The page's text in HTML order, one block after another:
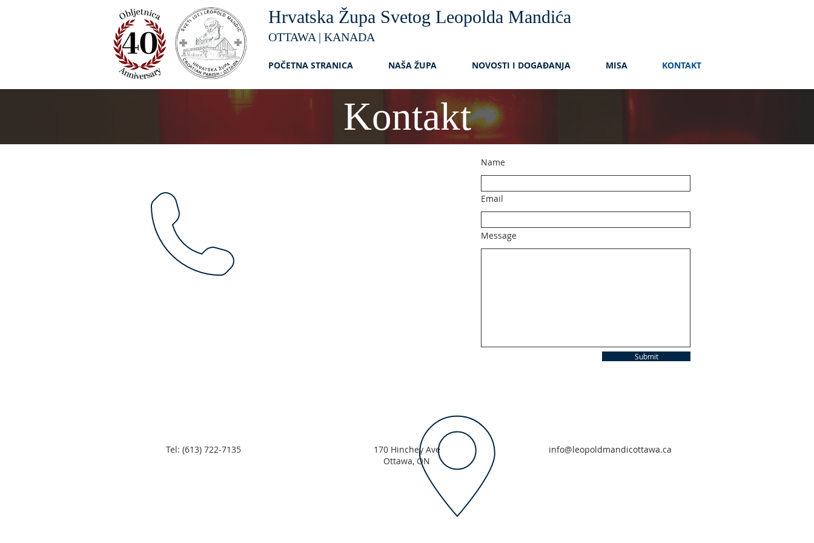
Hrvatska Župa Svetog Leopolda Mandića
OTTAWA | KANADA
POČETNA STRANICA NAŠA ŽUPA NOVOSTI I DOGAĐANJA MISA KONTAKT
Kontakt
Name
Email
Message
Submit
Tel: (613) 722-7135
170 Hinchey Ave
Ottawa, ON
info@leopoldmandicottawa.ca